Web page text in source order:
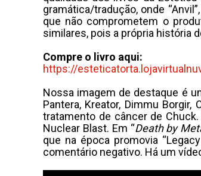
gramática/tradução, onde
que não comprometem o
similares, pois a própria história
Compre o livro aqui:
https://
Nossa imagem de destaque é
Pantera, Kreator, Dimmu
tratamento de câncer de
Nuclear Blast. Em “Death by
que na época promovia
comentário negativo. Há um